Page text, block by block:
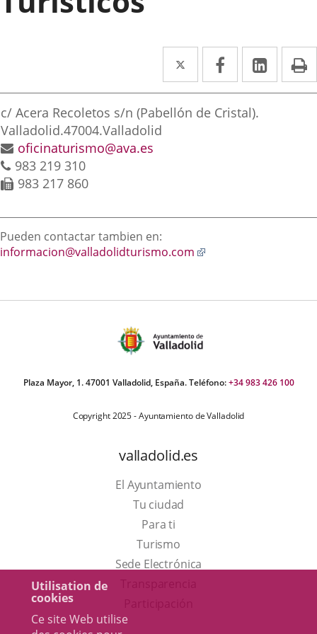
Utilisation de
cookies
Ce site Web utilise
Twitter
Enlace
a
una
Facebook
Enlace
a
una
Enlace
a
Adresse
postale
c/ Acera Recoletos s/n (Pabellón de Cristal).
Valladolid.47004.Valladolid
Adresse
de
courrier
oficinaturismo@ava.es
Téléphones
983 219 310
Fax
983 217 860
Descripción
Pueden contactar tambien en:
informacion@valladolidturismo.com
aplicación
Plaza Mayor, 1. 47001 Valladolid, España. Teléfono:+34 983 426 100
Copyright 2025 - Ayuntamiento de Valladolid
valladolid.es
El Ayuntamiento
Tu ciudad
Para ti
TurismoEste
enlace
Sede Electrónica